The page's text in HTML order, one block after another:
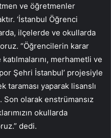
ve öğretmenler
‘İstanbul Öğrenci
ilçelerde ve okullarda
“Öğrencilerin karar
merhametli ve
Şehri İstanbul’ projesiyle
taraması yaparak lisanslı
olarak enstrümansız
okullarda
dedi.